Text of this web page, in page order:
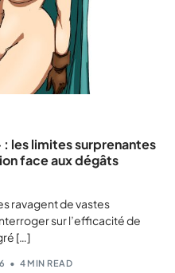
les limites surprenantes
face aux dégâts
ravagent de vastes
sur l’efficacité de
[…]
4 MIN READ